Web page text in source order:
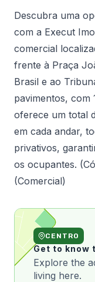
Descubra uma
com a Execut
comercial
frente à Praça
Brasil e ao
pavimentos, com
oferece um total
em cada andar,
privativos,
os ocupantes.
(Comercial)
CENTRO
Get to know
Explore the
living here.